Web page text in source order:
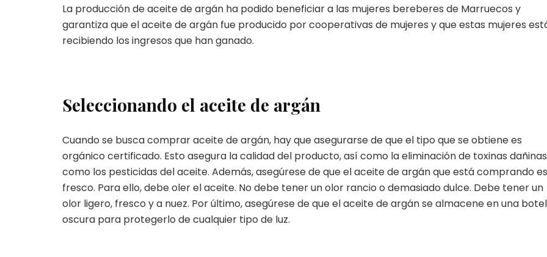
La producción de aceite de argán ha podido beneficiar a las mujeres bereberes de Marruecos y
garantiza que el aceite de argán fue producido por cooperativas de mujeres y que estas mujeres
recibiendo los ingresos que han ganado.
Seleccionando el aceite de argán
Cuando se busca comprar aceite de argán, hay que asegurarse de que el tipo que se obtiene es
orgánico certificado. Esto asegura la calidad del producto, así como la eliminación de toxinas dañinas
como los pesticidas del aceite. Además, asegúrese de que el aceite de argán que está comprando es
fresco. Para ello, debe oler el aceite. No debe tener un olor rancio o demasiado dulce. Debe tener un
olor ligero, fresco y a nuez. Por último, asegúrese de que el aceite de argán se almacene en una
oscura para protegerlo de cualquier tipo de luz.